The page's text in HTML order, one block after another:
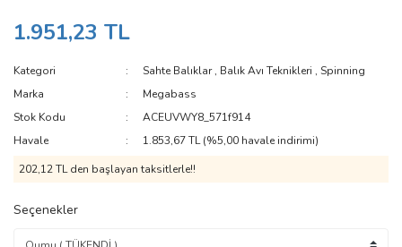
1.951,23 TL
Kategori Sahte Balıklar, Balık Avı Teknikleri ,Spinning
Marka
Megabass
Stok Kodu
ACEUVWY8_571f914
Havale
1.853,67 TL (%5,00 havale indirimi)
202,12 TL den başlayan taksitlerle!!
Seçenekler